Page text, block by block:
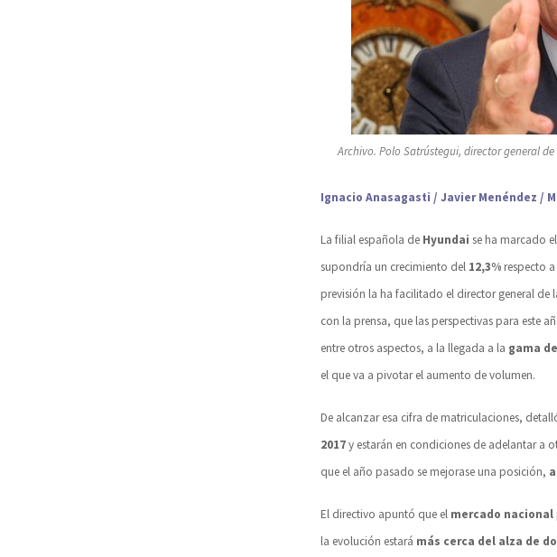
Archivo. Polo Satrústegui, director general
Ignacio Anasagasti / Javier Menéndez /
La filial española de Hyundai se ha marcado
supondría un crecimiento del 12,3%respecto
previsión la ha facilitado el director general de
con la prensa, que las perspectivas para este
entre otros aspectos, a la llegada a la gama
el que va a pivotar el aumento de volumen.
De alcanzar esa cifra de matriculaciones,
2017y estarán en condiciones de adelantar a
que el año pasado se mejorase una posición,
El directivo apuntó que el mercado nacional
la evolución estará más cerca del alza de